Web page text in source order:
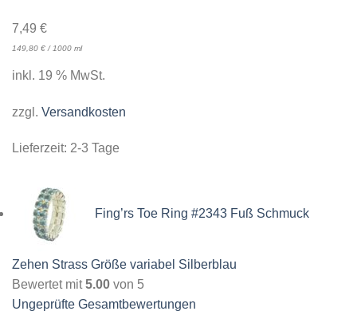
7,49 €
149,80 € / 1000 ml
inkl. 19 % MwSt.
zzgl. Versandkosten
Lieferzeit: 2-3 Tage
Fing’rs Toe Ring #2343 Fuß Schmuck
Zehen Strass Größe variabel Silberblau
Bewertet mit5.00 von 5
Ungeprüfte Gesamtbewertungen